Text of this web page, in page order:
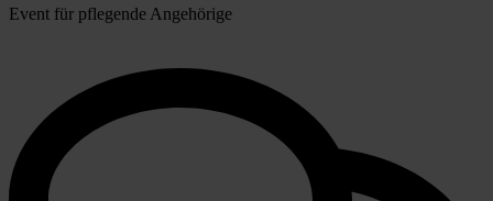
Event für pflegende Angehörige